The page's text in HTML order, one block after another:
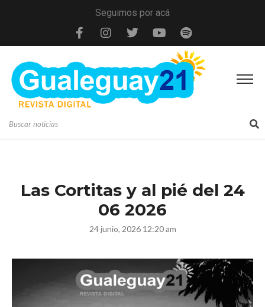
Seguimos por acá
Las Cortitas y al pié del 24
06 2026
24 junio, 2026 12:20 am